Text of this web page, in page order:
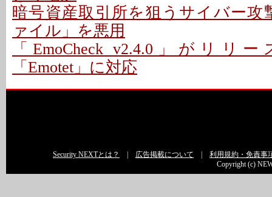
暗号資産取引所を狙うサイバー攻
ァイル」を悪用
「EmoCheck v2.4.0」がリリ
「Emotet」に対応
Security NEXTとは？ 広告掲載について
利用規約・免責事
Copyright (c)